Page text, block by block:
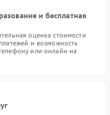
и бесплатная
оценка стоимости
и возможность
или онлайн на